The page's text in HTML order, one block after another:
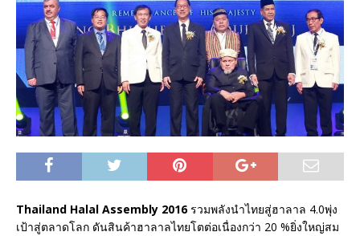
Thailand Halal Assembly 2016รวมพลังนำไทยสู่ฮาลาล 4.0พุ่ง
เป้าสู่ตลาดโลก ดันสินค้าฮาลาลไทยโตต่อเนื่องกว่า 20 %ยิ่งใหญ่สม